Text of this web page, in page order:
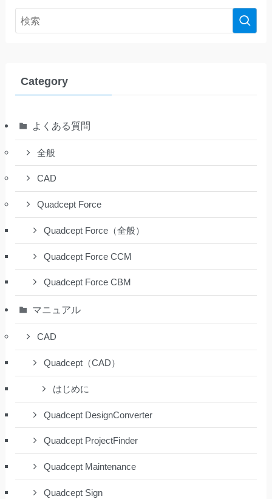
Category
よくある質問
全般
CAD
Quadcept Force
Quadcept Force（全般）
Quadcept Force CCM
Quadcept Force CBM
マニュアル
CAD
Quadcept（CAD）
はじめに
Quadcept DesignConverter
Quadcept ProjectFinder
Quadcept Maintenance
Quadcept Sign